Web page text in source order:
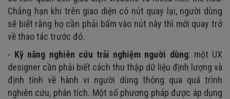
Chẳng hạn khi trên giao diện có nút quay lại, người dùng
sẽ biết rằng họ cần phải bấm vào nút này thì mới quay trở
về thao tác trước đó.
- Kỹ năng nghiên cứu trải nghiệm người dùng: một UX
designer cần phải biết cách thu thập dữ liệu định lượng và
định tính về hành vi người dùng thông qua quá trình
nghiên cứu, phân tích. Một số phương pháp được áp dụng